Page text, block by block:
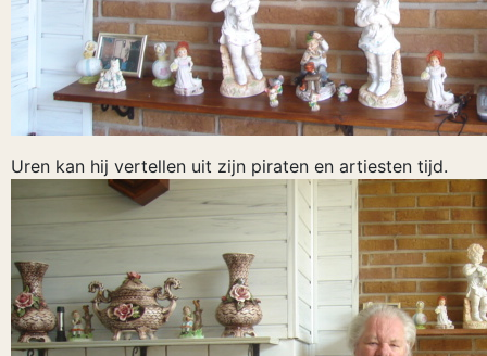
Uren kan hij vertellen uit zijn piraten en artiesten tijd.